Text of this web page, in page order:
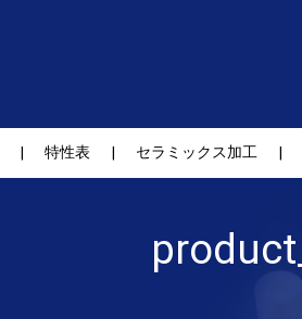
特性表 セラミックス加工